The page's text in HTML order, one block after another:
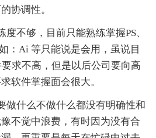
协调性。
度不够，目前只能熟练掌握PS、
：Ai 等只能说是会用，虽说目
求不高，但是以后公司要向高
软件掌握面会很大。
做什么不做什么都没有明确性和
不觉中浪费，有时因为没有合